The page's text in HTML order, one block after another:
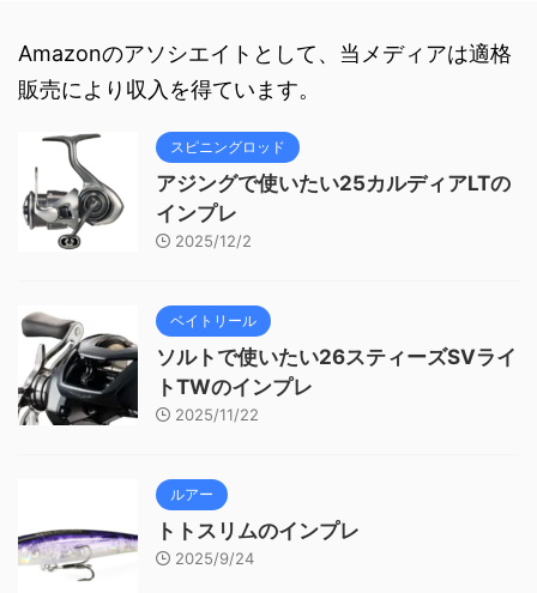
Amazonのアソシエイトとして、当メディアは適格
販売により収入を得ています。
スピニングロッド
アジングで使いたい25カルディアLTの
インプレ
2025/12/2
ベイトリール
ソルトで使いたい26スティーズSVライ
トTWのインプレ
2025/11/22
ルアー
トトスリムのインプレ
2025/9/24